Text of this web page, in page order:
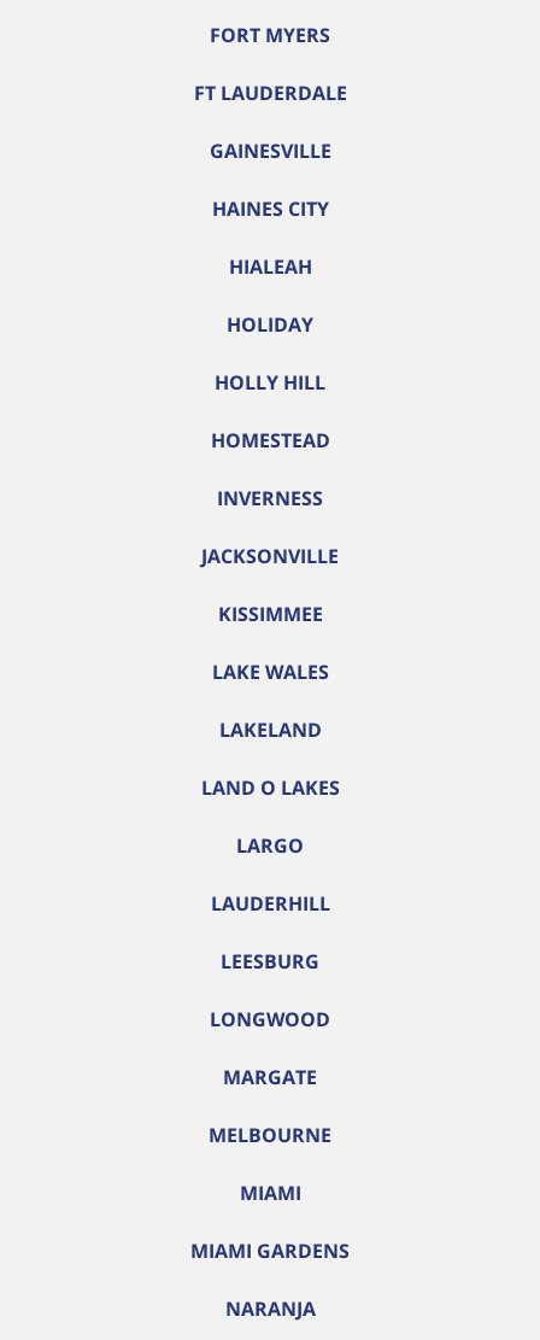
FORT MYERS
FT LAUDERDALE
GAINESVILLE
HAINES CITY
HIALEAH
HOLIDAY
HOLLY HILL
HOMESTEAD
INVERNESS
JACKSONVILLE
KISSIMMEE
LAKE WALES
LAKELAND
LAND O LAKES
LARGO
LAUDERHILL
LEESBURG
LONGWOOD
MARGATE
MELBOURNE
MIAMI
MIAMI GARDENS
NARANJA